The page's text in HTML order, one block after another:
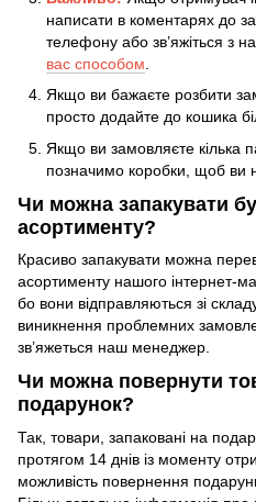
написати в коментарях до
телефону або зв’яжіться з
вас способом
Якщо ви бажаєте розбити
просто додайте до кошика
Якщо ви замовляєте кілька
позначимо коробки, щоб ви
Чи можна запакувати
асортименту?
Красиво запакувати можна
асортименту нашого інтернет-
бо вони відправляються зі
виникнення проблемних
зв’яжеться наш менеджер.
Чи можна повернути
подарунок?
Так, товари, запаковані на
протягом 14 днів із моменту
можливість повернення